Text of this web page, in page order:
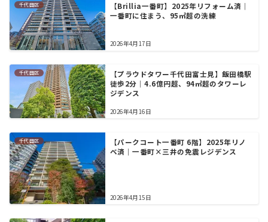
千代田区
【Brillia一番町】2025年リフォーム済｜
一番町に住まう、95㎡超の洗練
2026年4月17日
千代田区
【プラウドタワー千代田富士見】飯田橋駅
徒歩2分｜4.6億円超、94㎡超のタワーレ
ジデンス
2026年4月16日
千代田区
【パークコート一番町 6階】2025年リノ
ベ済｜一番町×三井の免震レジデンス
2026年4月15日